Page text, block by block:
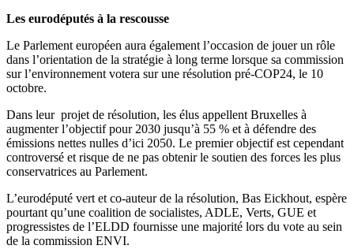
Les eurodéputés à la rescousse
Le Parlement européen aura également l’occasion de jouer un rôle
dans l’orientation de la stratégie à long terme lorsque sa commission
sur l’environnement votera sur une résolution pré-COP24, le 10
octobre.
Dans leur projet de résolution, les élus appellent Bruxelles à
augmenter l’objectif pour 2030 jusqu’à 55 % et à défendre des
émissions nettes nulles d’ici 2050. Le premier objectif est cependant
controversé et risque de ne pas obtenir le soutien des forces les plus
conservatrices au Parlement.
L’eurodéputé vert et co-auteur de la résolution, Bas Eickhout, espère
pourtant qu’une coalition de socialistes, ADLE, Verts, GUE et
progressistes de l’ELDD fournisse une majorité lors du vote au sein
de la commission ENVI.